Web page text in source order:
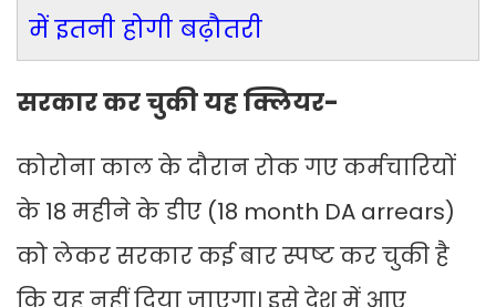
में इतनी होगी बढ़ौतरी
सरकार कर चुकी यह क्लियर-
कोरोना काल के दौरान रोक गए कर्मचारियों
के 18 महीने के डीए (18 month DA arrears)
को लेकर सरकार कई बार स्पष्ट कर चुकी है
कि यह नहीं दिया जाएगा। इसे देश में आए